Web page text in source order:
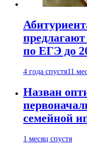
по ЕГЭ до
4 года спустя11
Назван
семейной
1 месяц спустя